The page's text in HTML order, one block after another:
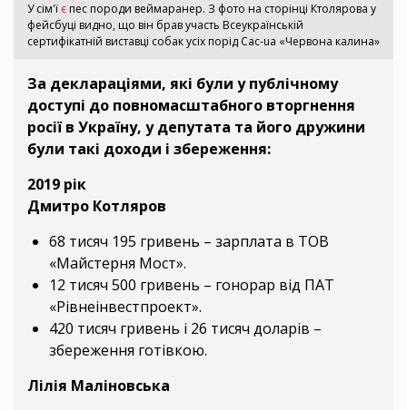
У сім'ї є пес породи веймаранер. З фото на сторінці Ктолярова у
фейсбуці видно, що він брав участь Всеукраїнській
сертифікатній виставці собак усіх порід Cac-ua «Червона калина»
За деклараціями, які були у публічному
доступі до повномасштабного вторгнення
росії в Україну, у депутата та його дружини
були такі доходи і збереження:
2019 рік
Дмитро Котляров
68 тисяч 195 гривень – зарплата в ТОВ
«Майстерня Мост».
12 тисяч 500 гривень – гонорар від ПАТ
«Рівнеінвестпроект».
420 тисяч гривень і 26 тисяч доларів –
збереження готівкою.
Лілія Маліновська